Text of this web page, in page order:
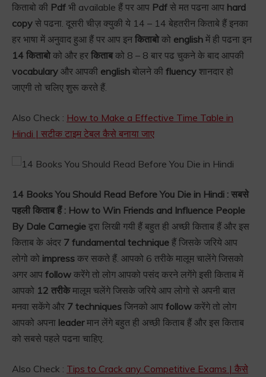
किताबो की Pdf भी available हैं पर आप Pdf से मत पढना आप hard
copy से पढना. दूसरी चीज़ क्युकी ये 14 – 14 बेहतरीन किताबे हैं इनका
हर भाषा में अनुवाद हुआ हैं पर आप इन किताबोको english में ही पढना इन
14 किताबोको और हर किताबको 8 – 8 बार पढ चुकने के बाद आपकी
vocabulary और आपकी english बोलने की fluency शानदार हो
जाएगी तो चलिए शुरू करते हैं.
Also Check : How to Make a Effective Time Table in
Hindi | सटीक टाइम टेबल कैसे बनाया जाए
14 Books You Should Read Before You Die in Hindi : सबसे
पहली किताब हैं : How to Win Friends and Influence People
By Dale Carnegie द्वरा लिखी गयी हैं बहुत ही अच्छी किताब हैं और इस
किताब के अंदर 7 fundamental technique हैं जिसके जरिये आप
लोगो को impress कर सकते हैं. आपको 6 तरीके मालूम चालेंगे जिसको
अगर आप follow करेंगे तो लोग आपको पसंद करने लगेंगे इसी किताब में
आपको 12 तरीकेमालूम चलेंगे जिसके जरिये आप लोगो से अपनी बात
मनवा सकेंगे और 7 techniques जिनको आप follow करेंगे तो लोग
आपको अपना leaderमान लेंगे बहुत ही अच्छी किताब हैं और इस किताब
को सबसे पहले पढना चाहिए.
Also Check : Tips to Crack any Competitive Exams | कैसे